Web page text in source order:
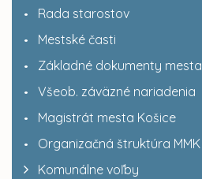
Rada starostov
Mestské časti
Základné dokumenty mesta
Všeob. záväzné nariadenia
Magistrát mesta Košice
Organizačná štruktúra MMK
Komunálne voľby